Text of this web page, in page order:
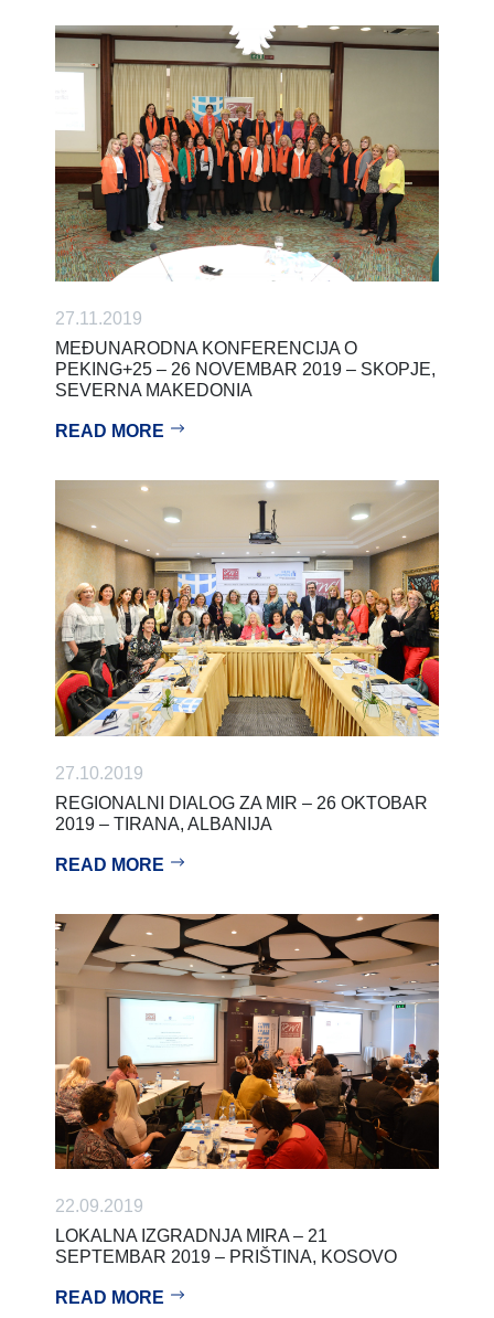
27.11.2019
MEĐUNARODNA KONFERENCIJA O
PEKING+25 – 26 NOVEMBAR 2019 – SKOPJE,
SEVERNA MAKEDONIA
READ MORE
27.10.2019
REGIONALNI DIALOG ZA MIR – 26 OKTOBAR
2019 – TIRANA, ALBANIJA
READ MORE
22.09.2019
LOKALNA IZGRADNJA MIRA – 21
SEPTEMBAR 2019 – PRIŠTINA, KOSOVO
READ MORE